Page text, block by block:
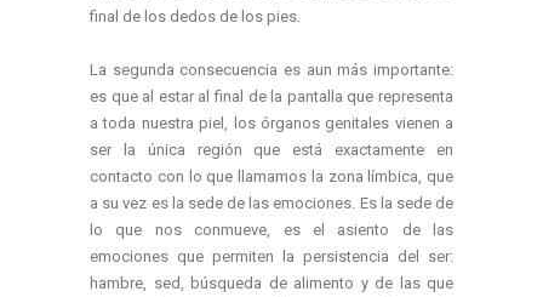
final de los dedos de los pies.
La segunda consecuencia es aun más importante:
es que al estar al final de la pantalla que representa
a toda nuestra piel, los órganos genitales vienen a
ser la única región que está exactamente en
contacto con lo que llamamos la zona límbica, que
a su vez es la sede de las emociones. Es la sede de
lo que nos conmueve, es el asiento de las
emociones que permiten la persistencia del ser:
hambre, sed, búsqueda de alimento y de las que